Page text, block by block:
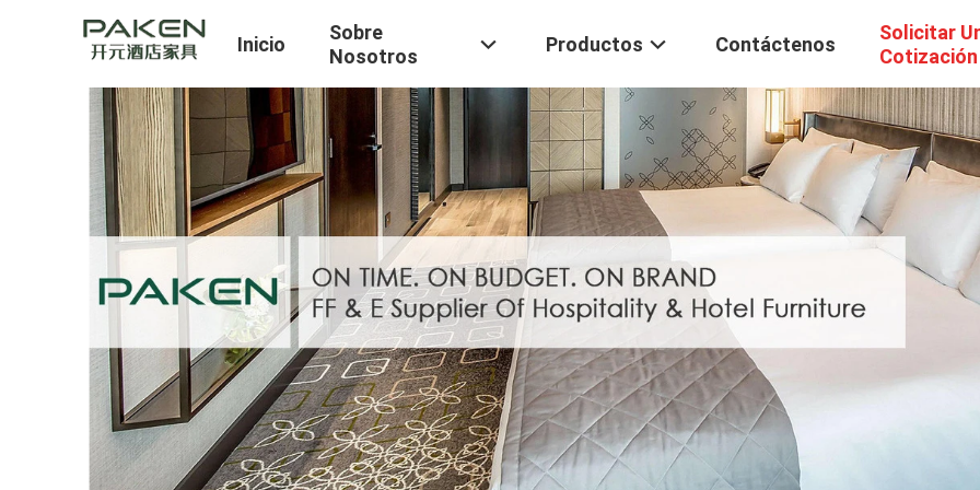
Inicio
Sobre
Nosotros
Productos Contáctenos
Solicitar
Cotización